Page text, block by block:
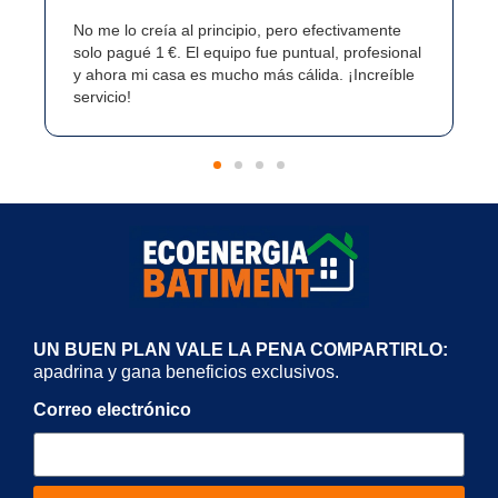
creía al principio, pero efectivamente
1 €. El equipo fue puntual, profesional
mi casa es mucho más cálida. ¡Increíble
Gracias a esta
mi hogar y ya
eléctrica. Muy
UN BUEN PLAN VALE LA PENA COMPARTIRLO:
apadrina y gana beneficios exclusivos.
Correo electrónico